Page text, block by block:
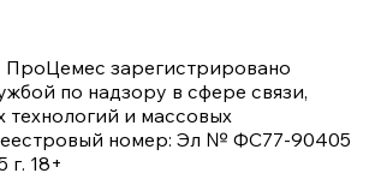
ПроЦемес зарегистрировано
по надзору в сфере связи,
и массовых
номер: Эл № ФС77-90405
г. 18+